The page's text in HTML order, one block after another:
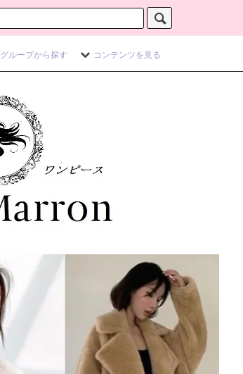
グループから探す コンテンツを見る